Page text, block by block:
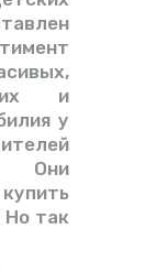
и
у
Они
так